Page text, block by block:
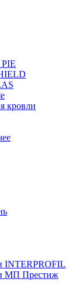
кровли
INTERPROFIL
МП Престиж